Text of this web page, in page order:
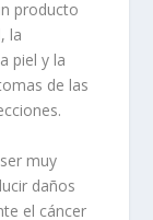
producto
la
piel y la
de las
muy
daños
el cáncer